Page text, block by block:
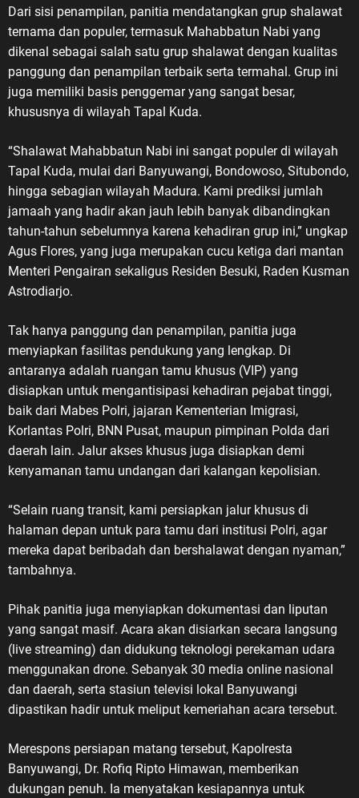
Dari sisi penampilan, panitia mendatangkan grup shalawat
ternama dan populer, termasuk Mahabbatun Nabi yang
dikenal sebagai salah satu grup shalawat dengan kualitas
panggung dan penampilan terbaik serta termahal. Grup ini
juga memiliki basis penggemar yang sangat besar,
khususnya di wilayah Tapal Kuda.
“Shalawat Mahabbatun Nabi ini sangat populer di wilayah
Tapal Kuda, mulai dari Banyuwangi, Bondowoso, Situbondo,
hingga sebagian wilayah Madura. Kami prediksi jumlah
jamaah yang hadir akan jauh lebih banyak dibandingkan
tahun-tahun sebelumnya karena kehadiran grup ini,” ungkap
Agus Flores, yang juga merupakan cucu ketiga dari mantan
Menteri Pengairan sekaligus Residen Besuki, Raden Kusman
Astrodiarjo.
Tak hanya panggung dan penampilan, panitia juga
menyiapkan fasilitas pendukung yang lengkap. Di
antaranya adalah ruangan tamu khusus (VIP) yang
disiapkan untuk mengantisipasi kehadiran pejabat tinggi,
baik dari Mabes Polri, jajaran Kementerian Imigrasi,
Korlantas Polri, BNN Pusat, maupun pimpinan Polda dari
daerah lain. Jalur akses khusus juga disiapkan demi
kenyamanan tamu undangan dari kalangan kepolisian.
“Selain ruang transit, kami persiapkan jalur khusus di
halaman depan untuk para tamu dari institusi Polri, agar
mereka dapat beribadah dan bershalawat dengan nyaman,”
tambahnya.
Pihak panitia juga menyiapkan dokumentasi dan liputan
yang sangat masif. Acara akan disiarkan secara langsung
(live streaming) dan didukung teknologi perekaman udara
menggunakan drone. Sebanyak 30 media online nasional
dan daerah, serta stasiun televisi lokal Banyuwangi
dipastikan hadir untuk meliput kemeriahan acara tersebut.
Merespons persiapan matang tersebut, Kapolresta
Banyuwangi, Dr. Rofiq Ripto Himawan, memberikan
dukungan penuh. Ia menyatakan kesiapannya untuk